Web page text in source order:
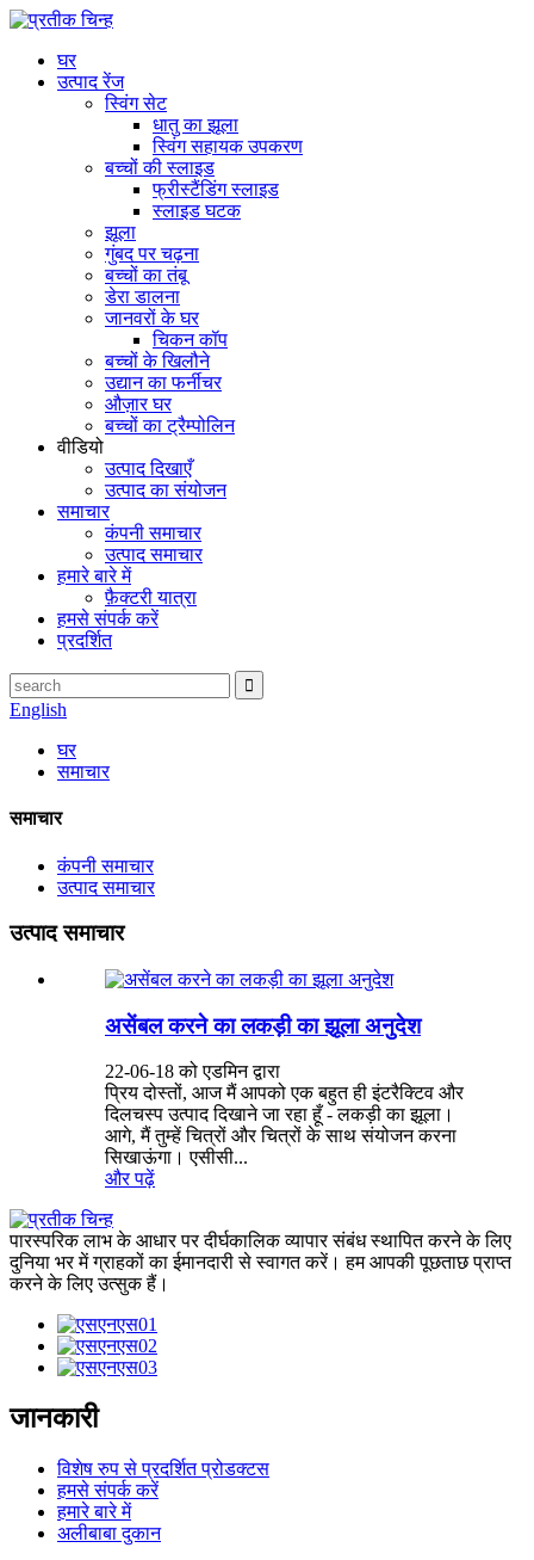
घर
उत्पाद रेंज
स्विंग सेट
धातु का झूला
स्विंग सहायक उपकरण
बच्चों की स्लाइड
फ्रीस्टैंडिंग स्लाइड
स्लाइड घटक
झूला
गुंबद पर चढ़ना
बच्चों का तंबू
डेरा डालना
जानवरों के घर
चिकन कॉप
बच्चों के खिलौने
उद्यान का फर्नीचर
औज़ार घर
बच्चों का ट्रैम्पोलिन
वीडियो
उत्पाद दिखाएँ
उत्पाद का संयोजन
समाचार
कंपनी समाचार
उत्पाद समाचार
हमारे बारे में
फ़ैक्टरी यात्रा
हमसे संपर्क करें
प्रदर्शित
English
घर
समाचार
समाचार
कंपनी समाचार
उत्पाद समाचार
उत्पाद समाचार
असेंबल करने का लकड़ी का झूला अनुदेश
22-06-18 को एडमिन द्वारा
प्रिय दोस्तों, आज मैं आपको एक बहुत ही इंटरैक्टिव और
दिलचस्प उत्पाद दिखाने जा रहा हूँ - लकड़ी का झूला।
आगे, मैं तुम्हें चित्रों और चित्रों के साथ संयोजन करना
सिखाऊंगा। एसीसी...
और पढ़ें
पारस्परिक लाभ के आधार पर दीर्घकालिक व्यापार संबंध स्थापित करने के लिए
दुनिया भर में ग्राहकों का ईमानदारी से स्वागत करें। हम आपकी पूछताछ प्राप्त
करने के लिए उत्सुक हैं।
जानकारी
विशेष रुप से प्रदर्शित प्रोडक्टस
हमसे संपर्क करें
हमारे बारे में
अलीबाबा दुकान